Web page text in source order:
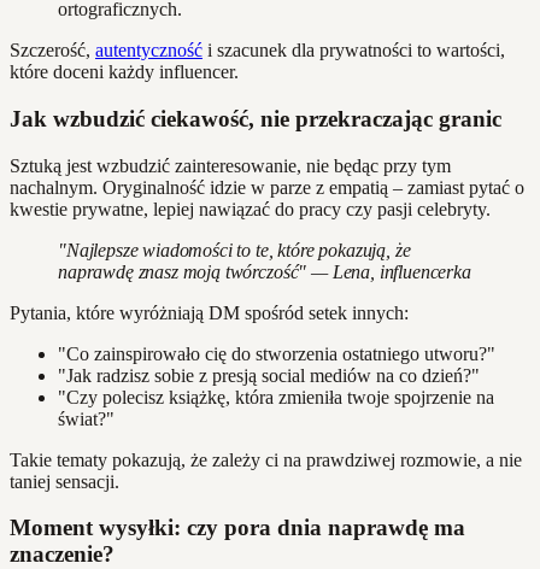
ortograficznych.
Szczerość, autentyczność i szacunek dla prywatności to wartości,
które doceni każdy influencer.
Jak wzbudzić ciekawość, nie przekraczając granic
Sztuką jest wzbudzić zainteresowanie, nie będąc przy tym
nachalnym. Oryginalność idzie w parze z empatią – zamiast pytać o
kwestie prywatne, lepiej nawiązać do pracy czy pasji celebryty.
"Najlepsze wiadomości to te, które pokazują, że
naprawdę znasz moją twórczość" — Lena, influencerka
Pytania, które wyróżniają DM spośród setek innych:
"Co zainspirowało cię do stworzenia ostatniego utworu?"
"Jak radzisz sobie z presją social mediów na co dzień?"
"Czy polecisz książkę, która zmieniła twoje spojrzenie na
świat?"
Takie tematy pokazują, że zależy ci na prawdziwej rozmowie, a nie
taniej sensacji.
Moment wysyłki: czy pora dnia naprawdę ma
znaczenie?